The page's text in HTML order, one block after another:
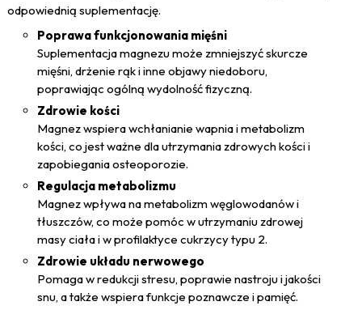
odpowiednią suplementację.
Poprawa funkcjonowania mięśni
Suplementacja magnezu może zmniejszyć skurcze
mięśni, drżenie rąk i inne objawy niedoboru,
poprawiając ogólną wydolność fizyczną.
Zdrowie kości
Magnez wspiera wchłanianie wapnia i metabolizm
kości, co jest ważne dla utrzymania zdrowych kości i
zapobiegania osteoporozie.
Regulacja metabolizmu
Magnez wpływa na metabolizm węglowodanów i
tłuszczów, co może pomóc w utrzymaniu zdrowej
masy ciała i w profilaktyce cukrzycy typu 2.
Zdrowie układu nerwowego
Pomaga w redukcji stresu, poprawie nastroju i jakości
snu, a także wspiera funkcje poznawcze i pamięć.